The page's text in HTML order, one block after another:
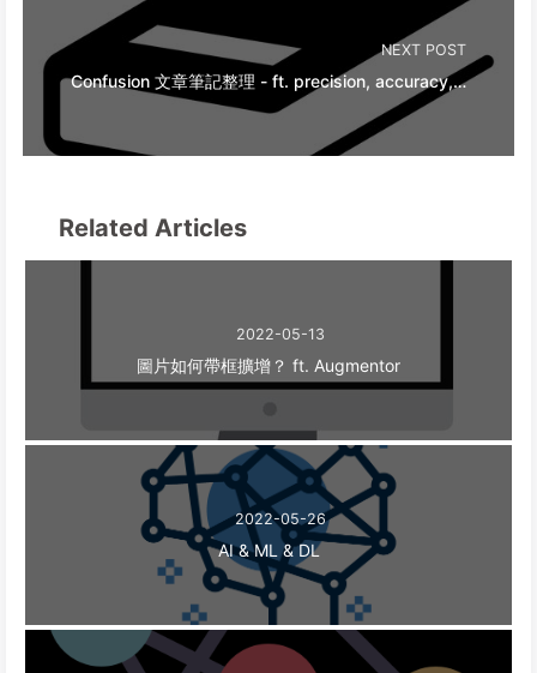
NEXT POST
Confusion 文章筆記整理 - ft. precision, accuracy, recall, f1-score, f measure
Related Articles
2022-05-13
圖片如何帶框擴增？ ft. Augmentor
2022-05-26
AI & ML & DL